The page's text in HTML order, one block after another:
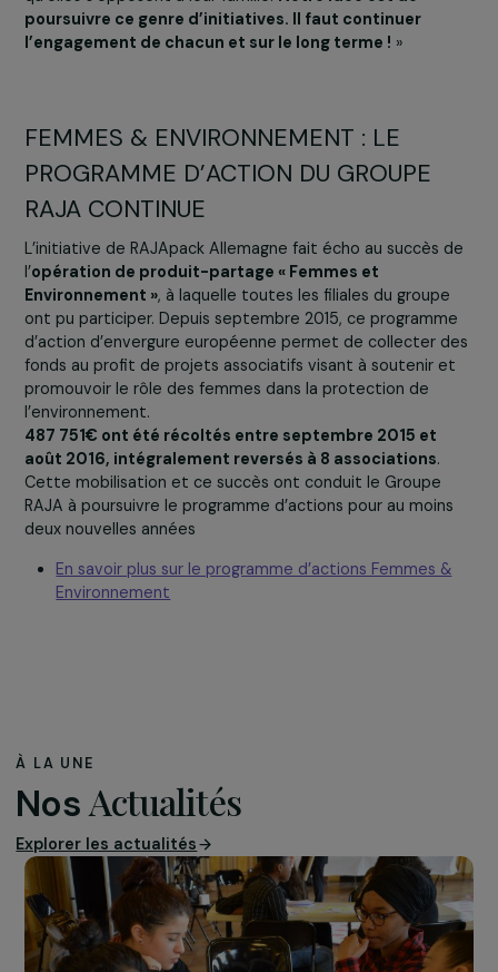
dédié à l’accompagnement de 25 jeunes femmes
leur formation d’aide-soignante.
a très peu de choses faites pour les femmes qui n’ont
pu finir leurs études, qui se retrouvent seules avec leurs
qu’elles s’opposent à leur famille.
poursuivre ce genre d’initiatives. Il faut continuer
l’engagement de chacun et sur le long terme !
FEMMES & ENVIRONNEMENT : LE
PROGRAMME D’ACTION DU GROUPE
RAJA CONTINUE
L’initiative de RAJApack Allemagne fait écho au succès
l’opération de produit-partage « Femmes et
ont pu participer. Depuis septembre 2015, ce
d’action d’envergure européenne permet de collecter
Cette mobilisation et ce succès ont conduit le Groupe
RAJA à poursuivre le programme d’actions pour au
deux nouvelles années
En savoir plus sur le programme d’actions Femmes
Environnement